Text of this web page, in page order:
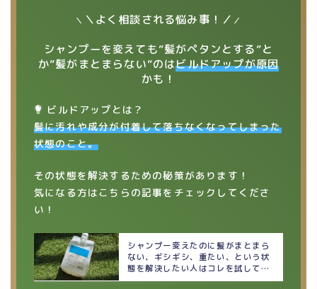
＼ ＼よく相談される悩み事！／ ／
シャンプーを変えても”髪がペタンとする”と
か”髪がまとまらない”のはビルドアップが原因
かも！
ビルドアップとは？
髪に汚れや成分が付着して落ちなくなってしまった
状態のこと。
その状態を解決するための秘策があります！
気になる方はこちらの記事をチェックしてくださ
い！
シャンプー変えたのに髪がまとまら
ない、ギシギシ、重たい、という状
態を解決したい人はコレを試してみ
て